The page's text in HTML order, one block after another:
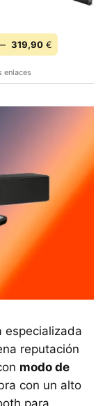
319,90 €
enlaces
especializada
reputación
modo de
con un alto
para